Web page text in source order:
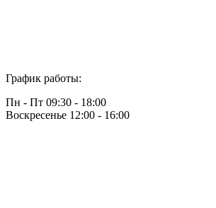
График работы:
Пн - Пт 09:30 - 18:00
Воскресенье 12:00 - 16:00